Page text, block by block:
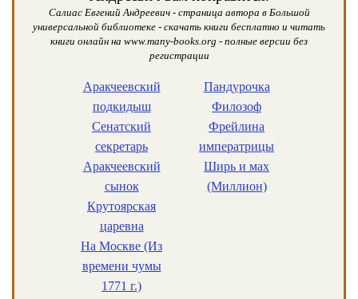
Салиас Евгений Андреевич - страница автора в Большой
универсальной библиотеке - скачать книги бесплатно и читать
книги онлайн на www.many-books.org - полные версии без
регистрации
Аракчеевский
подкидыш
Сенатский
секретарь
Аракчеевский
сынок
Крутоярская
царевна
На Москве (Из
времени чумы
1771 г.)
Пандурочка
Филозоф
Фрейлина
императрицы
Ширь и мах
(Миллион)